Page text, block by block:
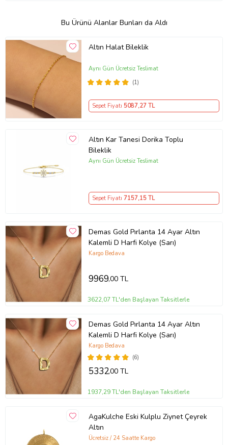
Bu Ürünü Alanlar Bunları da Aldı
Altın Halat Bileklik
(1)
Aynı Gün Ücretsiz Teslimat
Sepet Fiyatı 5087,27 TL
Altın Kar Tanesi Dorika Toplu
Bileklik
Aynı Gün Ücretsiz Teslimat
Sepet Fiyatı 7157,15 TL
Demas Gold Pırlanta 14 Ayar Altın
Kalemli D Harfi Kolye (Sarı)
Kargo Bedava
9969,00 TL
3622,07 TL'den Başlayan Taksitlerle
Demas Gold Pırlanta 14 Ayar Altın
Kalemli D Harfi Kolye (Sarı)
(6)
Kargo Bedava
5332,00 TL
1937,29 TL'den Başlayan Taksitlerle
AgaKulche Eski Kulplu Ziynet Çeyrek
Altın
Ücretsiz / 24 Saatte Kargo